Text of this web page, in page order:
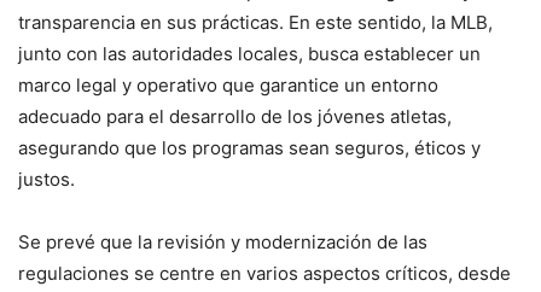
transparencia en sus prácticas. En este sentido, la MLB,
junto con las autoridades locales, busca establecer un
marco legal y operativo que garantice un entorno
adecuado para el desarrollo de los jóvenes atletas,
asegurando que los programas sean seguros, éticos y
justos.
Se prevé que la revisión y modernización de las
regulaciones se centre en varios aspectos críticos, desde